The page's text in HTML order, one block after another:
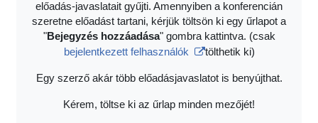
előadás-javaslatait gyűjti. Amennyiben a konferencián
szeretne előadást tartani, kérjük töltsön ki egy űrlapot a
"Bejegyzés hozzáadása" gombra kattintva. (csak
bejelentkezett felhasználók
tölthetik ki)
Egy szerző akár több előadásjavaslatot is benyújthat.
Kérem, töltse ki az űrlap minden mezőjét!